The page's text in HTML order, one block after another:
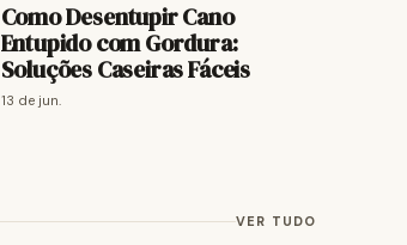
Como Desentupir Cano
Entupido com Gordura:
Soluções Caseiras Fáceis
13 de jun.
VER TUDO